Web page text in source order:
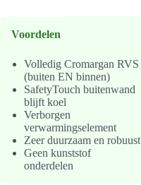
Voordelen
Volledig Cromargan RVS
(buiten EN binnen)
SafetyTouch buitenwand
blijft koel
Verborgen
verwarmingselement
Zeer duurzaam en robuust
Geen kunststof
onderdelen